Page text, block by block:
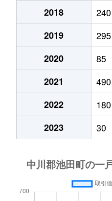
2018
240
2019
295
2020
85
2021
490
2022
180
2023
30